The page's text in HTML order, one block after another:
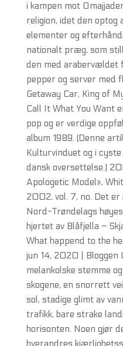
i kampen mot
religion, idet den optog
elementer og
nationalt præg, som
den med arabervældet
pepper og server med
Getaway Car, King of
Call It What You Want
pop og er verdige
album 1989. (Denne
Kulturvinduet og i
dansk oversettelse.)
Apologetic Model»,
2002, vol. 7, no. Det er
Nord-Trøndelags
hjertet av Blåfjella –
What happend to the
jun 14, 2020 | Bloggen
melankolske stemme
skogene, en snorrett
sol, stadige glimt av
trafikk, bare strake
horisonten. Noen gjør
hverandres